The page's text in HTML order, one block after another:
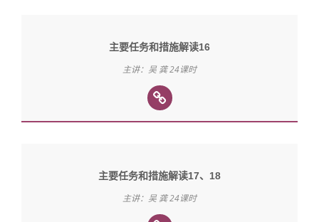
主要任务和措施解读16
主讲：吴 龚 24课时
主要任务和措施解读17、18
主讲：吴 龚 24课时